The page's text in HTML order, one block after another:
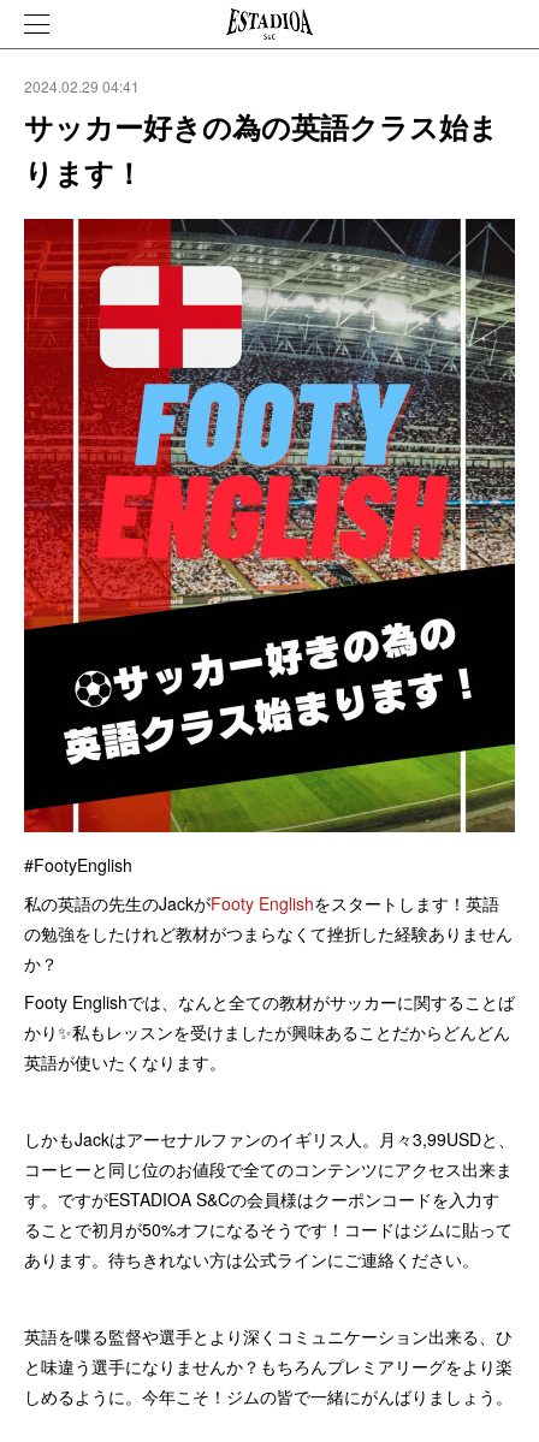
2024.02.29 04:41
サッカー好きの為の英語クラス始ま
ります！
#FootyEnglish
私の英語の先生のJackがFooty Englishをスタートします！英語
の勉強をしたけれど教材がつまらなくて挫折した経験ありません
か？
Footy Englishでは、なんと全ての教材がサッカーに関することば
かり✨私もレッスンを受けましたが興味あることだからどんどん
英語が使いたくなります。
しかもJackはアーセナルファンのイギリス人。月々3,99USDと、
コーヒーと同じ位のお値段で全てのコンテンツにアクセス出来ま
す。ですがESTADIOA S&Cの会員様はクーポンコードを入力す
ることで初月が50%オフになるそうです！コードはジムに貼って
あります。待ちきれない方は公式ラインにご連絡ください。
英語を喋る監督や選手とより深くコミュニケーション出来る、ひ
と味違う選手になりませんか？もちろんプレミアリーグをより楽
しめるように。今年こそ！ジムの皆で一緒にがんばりましょう。